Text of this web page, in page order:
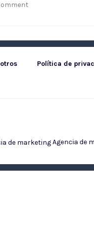
Política de
Agencia de